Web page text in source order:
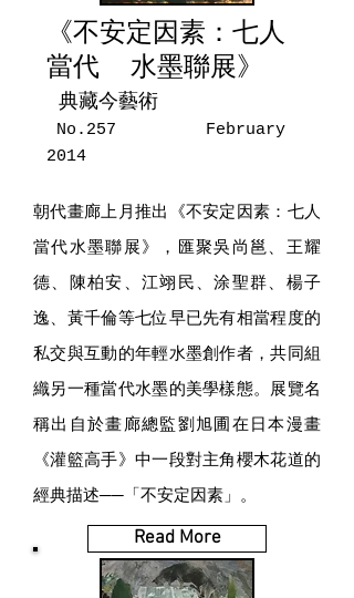
《不安定因素：七人
當代 水墨聯展》
典藏今藝術
No.257 February
2014
朝代畫廊上月推出《不安定因素：七人
當代水墨聯展》，匯聚吳尚邕、王耀
德、陳柏安、江翊民、涂聖群、楊子
逸、黃千倫等七位早已先有相當程度的
私交與互動的年輕水墨創作者，共同組
織另一種當代水墨的美學樣態。展覽名
稱出自於畫廊總監劉旭圃在日本漫畫
《灌籃高手》中一段對主角櫻木花道的
經典描述──「不安定因素」。
Read More